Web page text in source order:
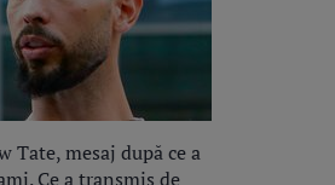
Tate, mesaj după ce a
Ce a transmis de